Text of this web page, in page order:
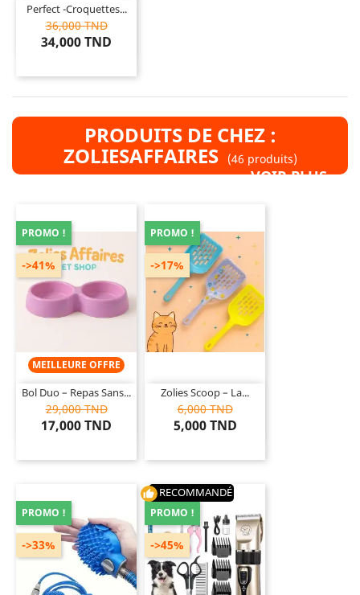
Perfect -Croquettes...
36,000 TND
34,000 TND
PRODUITS DE CHEZ :
ZOLIESAFFAIRES (46 produits)
VOIR PLUS »
MEILLEURE OFFRE
Bol Duo – Repas Sans...
29,000 TND
17,000 TND
->41%
PROMO !
Zolies Scoop – La...
6,000 TND
5,000 TND
->17%
PROMO !
->33%
PROMO !
thumb_up RECOMMANDÉ
PROMO !
->45%